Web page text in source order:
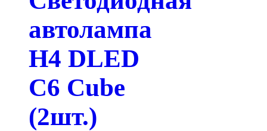
автолампа
H4 DLED
С6 Cube
(2шт.)